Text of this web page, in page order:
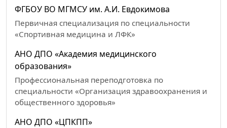
ФГБОУ ВО МГМСУ им. А.И. Евдокимова
Первичная специализация по специальности
«Спортивная медицина и ЛФК»
АНО ДПО «Академия медицинского
образования»
Профессиональная переподготовка по
специальности «Организация здравоохранения и
общественного здоровья»
АНО ДПО «ЦПКПП»